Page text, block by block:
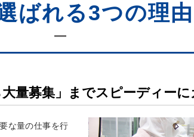
ばれる3つの理由
大量募集」までスピーディー
な量の仕事を行